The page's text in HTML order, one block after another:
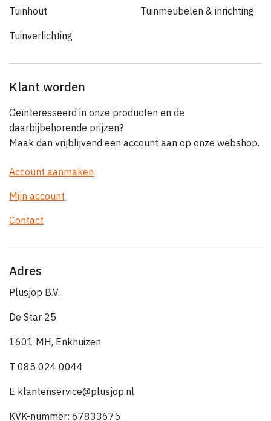
Tuinhout Tuinmeubelen & inrichting
Tuinverlichting
Klant worden
Geïnteresseerd in onze producten en de
daarbijbehorende prijzen?
Maak dan vrijblijvend een account aan op onze webshop.
Account aanmaken
Mijn account
Contact
Adres
Plusjop B.V.
De Star 25
1601 MH, Enkhuizen
T 085 024 0044
E klantenservice@plusjop.nl
KVK-nummer: 67833675